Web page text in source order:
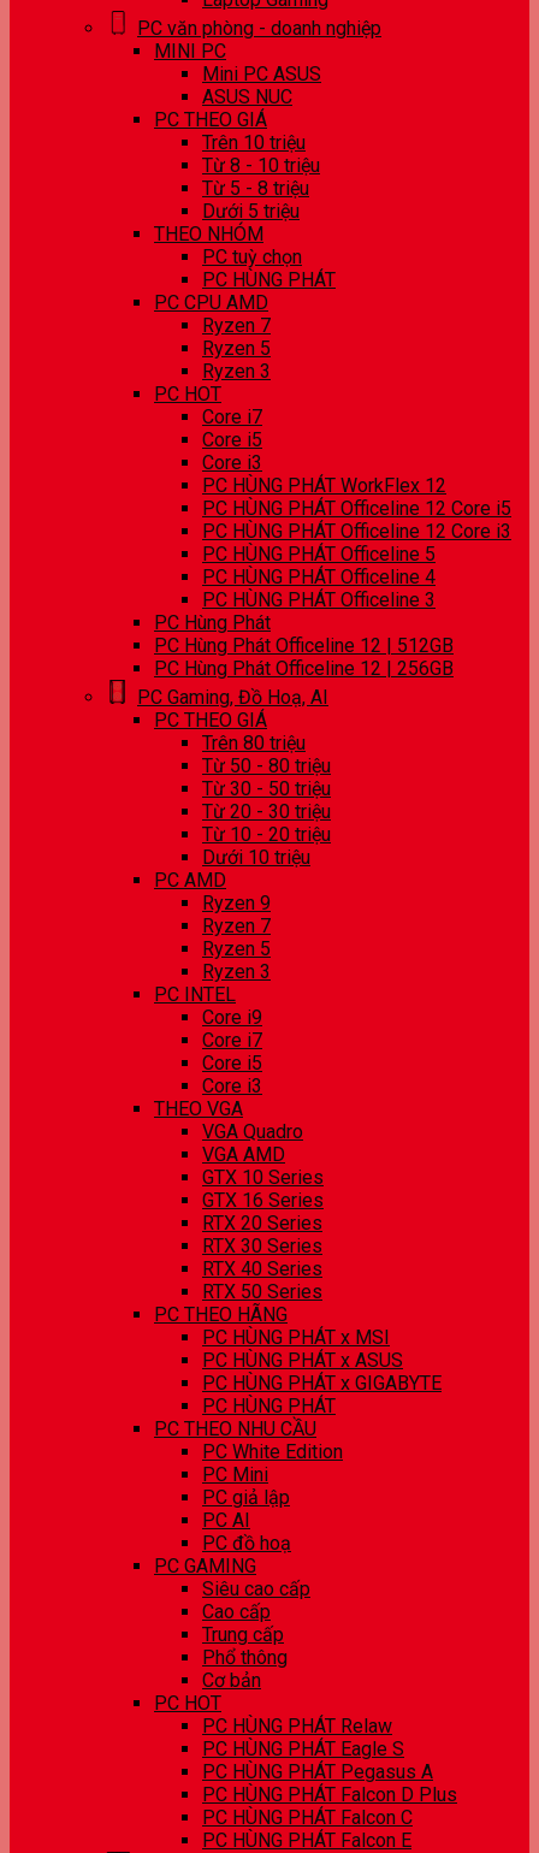
PC văn phòng - doanh nghiệp
MINI PC
Mini PC ASUS
ASUS NUC
PC THEO GIÁ
Trên 10 triệu
Từ 8 - 10 triệu
Từ 5 - 8 triệu
Dưới 5 triệu
THEO NHÓM
PC tuỳ chọn
PC HÙNG PHÁT
PC CPU AMD
Ryzen 7
Ryzen 5
Ryzen 3
PC HOT
Core i7
Core i5
Core i3
PC HÙNG PHÁT WorkFlex 12
PC HÙNG PHÁT Officeline 12 Core i5
PC HÙNG PHÁT Officeline 12 Core i3
PC HÙNG PHÁT Officeline 5
PC HÙNG PHÁT Officeline 4
PC HÙNG PHÁT Officeline 3
PC Hùng Phát
PC Hùng Phát Officeline 12 | 512GB
PC Hùng Phát Officeline 12 | 256GB
PC Gaming, Đồ Hoạ, AI
PC THEO GIÁ
Trên 80 triệu
Từ 50 - 80 triệu
Từ 30 - 50 triệu
Từ 20 - 30 triệu
Từ 10 - 20 triệu
Dưới 10 triệu
PC AMD
Ryzen 9
Ryzen 7
Ryzen 5
Ryzen 3
PC INTEL
Core i9
Core i7
Core i5
Core i3
THEO VGA
VGA Quadro
VGA AMD
GTX 10 Series
GTX 16 Series
RTX 20 Series
RTX 30 Series
RTX 40 Series
RTX 50 Series
PC THEO HÃNG
PC HÙNG PHÁT x MSI
PC HÙNG PHÁT x ASUS
PC HÙNG PHÁT x GIGABYTE
PC HÙNG PHÁT
PC THEO NHU CẦU
PC White Edition
PC Mini
PC giả lập
PC AI
PC đồ hoạ
PC GAMING
Siêu cao cấp
Cao cấp
Trung cấp
Phổ thông
Cơ bản
PC HOT
PC HÙNG PHÁT Relaw
PC HÙNG PHÁT Eagle S
PC HÙNG PHÁT Pegasus A
PC HÙNG PHÁT Falcon D Plus
PC HÙNG PHÁT Falcon C
PC HÙNG PHÁT Falcon E